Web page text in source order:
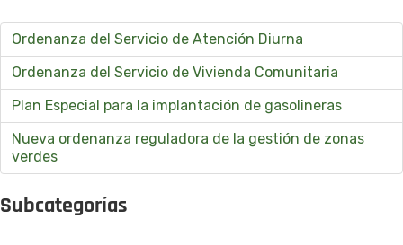
Ordenanza del Servicio de Atención Diurna
Ordenanza del Servicio de Vivienda Comunitaria
Plan Especial para la implantación de gasolineras
Nueva ordenanza reguladora de la gestión de zonas
verdes
Subcategorías